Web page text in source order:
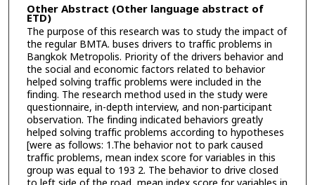
Other Abstract (Other language abstract of
ETD)
The purpose of this research was to study the impact of
the regular BMTA. buses drivers to traffic problems in
Bangkok Metropolis. Priority of the drivers behavior and
the social and economic factors related to behavior
helped solving traffic problems were included in the
finding. The research method used in the study were
questionnaire, in-depth interview, and non-participant
observation. The finding indicated behaviors greatly
helped solving traffic problems according to hypotheses
[were as follows: 1.The behavior not to park caused
traffic problems, mean index score for variables in this
group was equal to 193 2. The behavior to drive closed